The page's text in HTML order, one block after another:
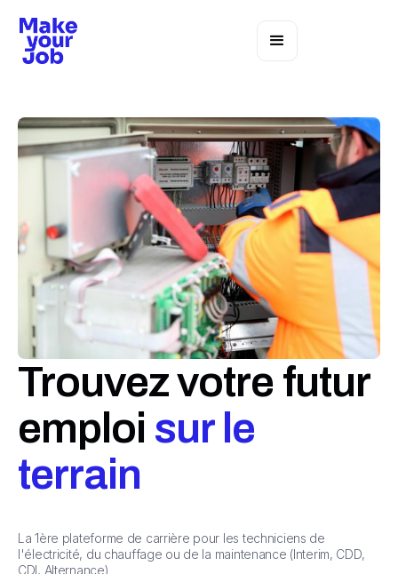
Trouvez votre futur
emploi sur le
terrain
La 1ère plateforme de carrière pour les techniciens de
l'électricité, du chauffage ou de la maintenance (Interim, CDD,
CDI, Alternance)